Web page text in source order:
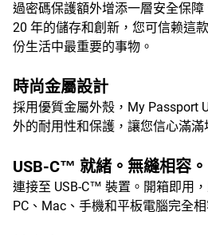
過密碼保護額外增添一層安全保
20 年的儲存和創新，您可信赖這
份生活中最重要的事物。
時尚金屬設計
採用優質金屬外殼，My Passport
外的耐用性和保護，讓您信心滿滿
USB-C™ 就緒。無縫相容。
連接至 USB-C™ 裝置。開箱即用
PC、Mac、手機和平板電腦完全相